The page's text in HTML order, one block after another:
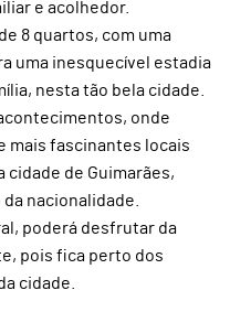
e acolhedor.
8 quartos, com uma
uma inesquecível estadia
nesta tão bela cidade.
onde
mais fascinantes locais
cidade de Guimarães,
nacionalidade.
poderá desfrutar da
pois fica perto dos
cidade.